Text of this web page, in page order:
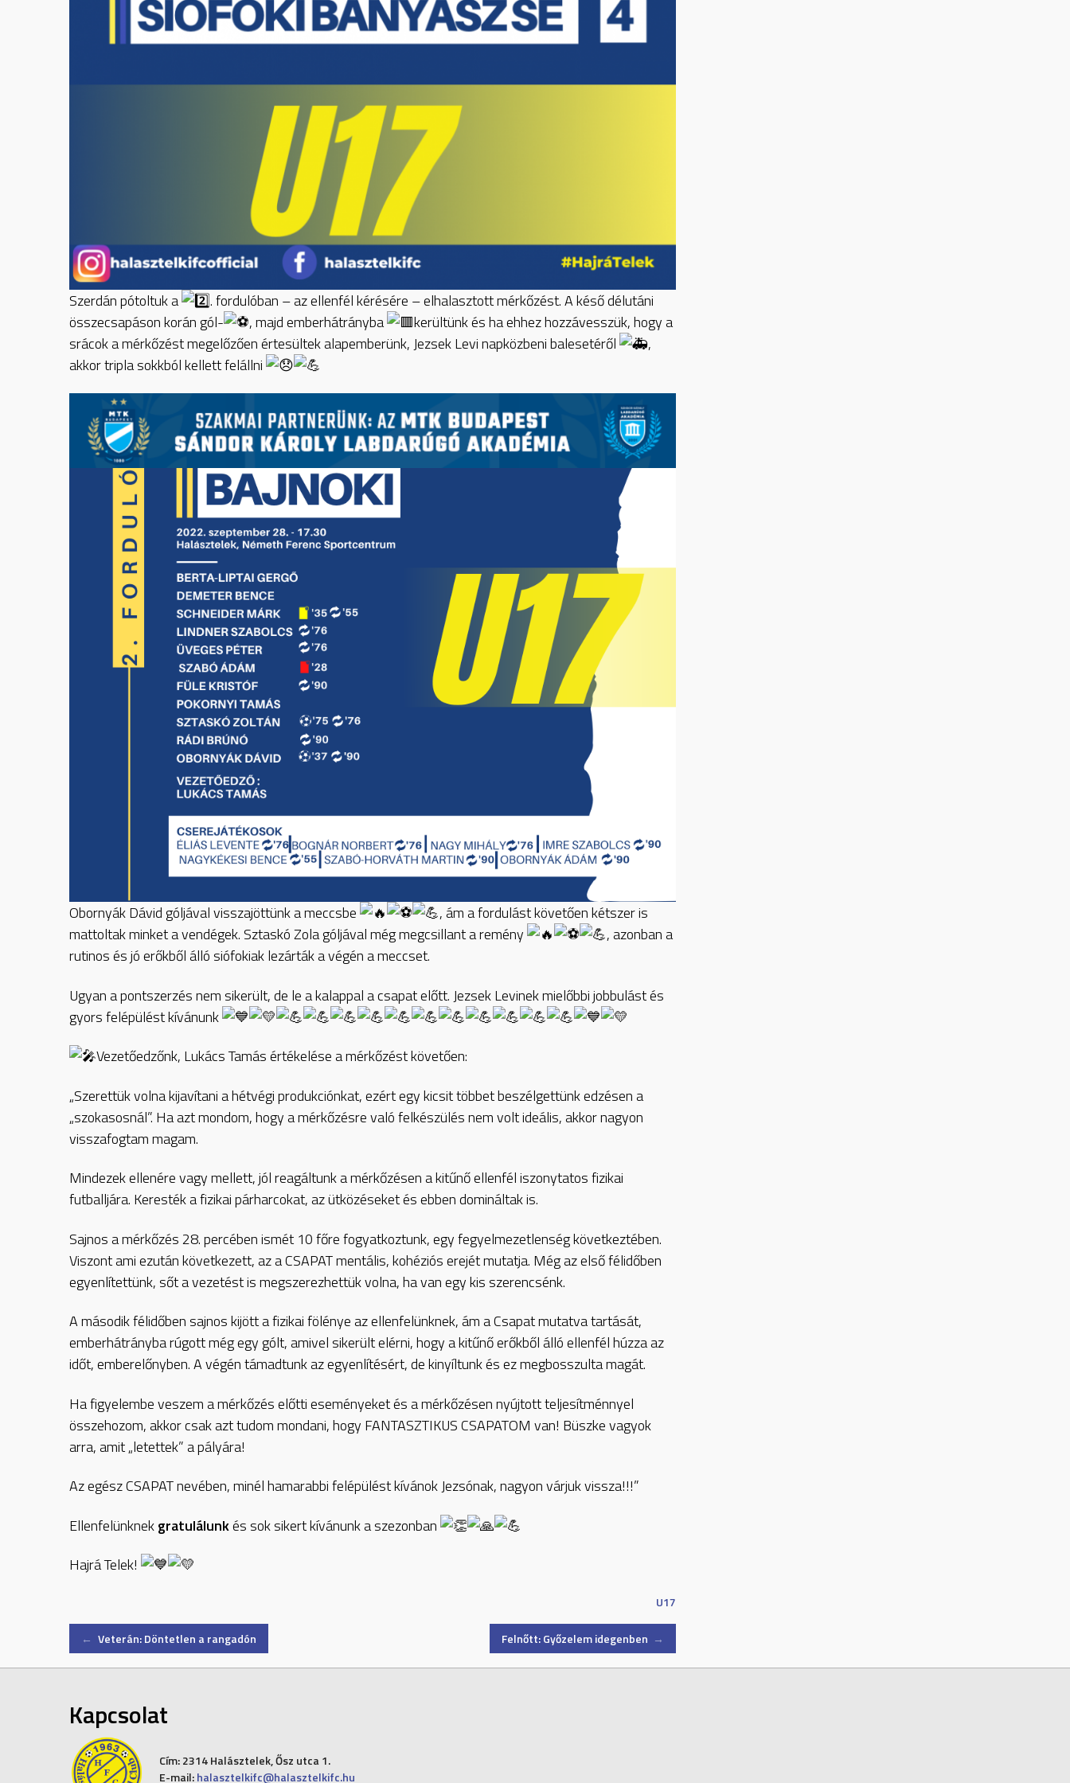
Szerdán pótoltuk a
. fordulóban – az ellenfél kérésére – elhalasztott mérkőzést. A késő délutáni
összecsapáson korán gól-
, majd emberhátrányba
kerültünk és ha ehhez hozzávesszük, hogy a
srácok a mérkőzést megelőzően értesültek alapemberünk, Jezsek Levi napközbeni balesetéről
,
akkor tripla sokkból kellett felállni
Obornyák Dávid góljával visszajöttünk a meccsbe
, ám a fordulást követően kétszer is
mattoltak minket avendégek. Sztaskó Zola góljával még megcsillant a remény
, azonban a
rutinos és jó erőkből álló siófokiak lezárták a végén a meccset.
Ugyan a pontszerzés nem sikerült, de le a kalappal a csapat előtt. Jezsek Levinek mielőbbi jobbulást és
gyors felépülést kívánunk
Vezetőedzőnk, Lukács Tamás értékelése a mérkőzést követően:
„Szerettük volna kijavítani a hétvégi produkciónkat, ezért egy kicsit többet beszélgettünk edzésen a
„szokasosnál”. Ha azt mondom, hogy a mérkőzésre való felkészülés nem volt ideális, akkor nagyon
visszafogtam magam.
Mindezek ellenére vagy mellett, jól reagáltunk a mérkőzésen a kitűnő ellenfél iszonytatos fizikai
futballjára. Keresték a fizikai párharcokat, az ütközéseket és ebben domináltak is.
Sajnos a mérkőzés 28. percében ismét 10 főre fogyatkoztunk, egy fegyelmezetlenség következtében.
Viszont ami ezután következett, az a CSAPAT mentális, kohéziós erejét mutatja. Még az első félidőben
egyenlítettünk, sőt a vezetést is megszerezhettük volna, ha van egy kis szerencsénk.
A második félidőben sajnos kijött a fizikai fölénye az ellenfelünknek, ám a Csapat mutatva tartását,
emberhátrányba rúgott még egy gólt, amivel sikerült elérni, hogy a kitűnő erőkből álló ellenfél húzza az
időt, emberelőnyben. A végén támadtunk az egyenlítésért, de kinyíltunk és ez megbosszulta magát.
Ha figyelembe veszem a mérkőzés előtti eseményeket és a mérkőzésen nyújtott teljesítménnyel
összehozom, akkor csak azt tudom mondani, hogy FANTASZTIKUS CSAPATOM van! Büszke vagyok
arra, amit „letettek” a pályára!
Az egész CSAPAT nevében, minél hamarabbi felépülést kívánok Jezsónak, nagyon várjuk vissza!!!”
Ellenfelünknekgratulálunkés sok sikert kívánunk a szezonban
Hajrá Telek!
U17
Post
← Veterán: Döntetlen a rangadón Felnőtt: Győzelem idegenben →
Kapcsolat
Cím:2314 Halásztelek, Ősz utca 1.
E-mail: halasztelkifc@halasztelkifc.hu